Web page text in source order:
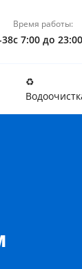
Время работы:
с 7:00 до 23:00
♻️